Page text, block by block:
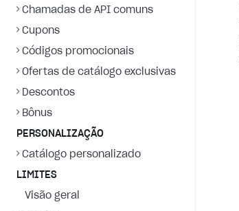
Chamadas de API comuns
Cupons
Códigos promocionais
Ofertas de catálogo exclusivas
Descontos
Bônus
PERSONALIZAÇÃO
Catálogo personalizado
LIMITES
Visão geral